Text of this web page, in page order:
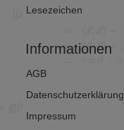
Lesezeichen
Informationen
AGB
Datenschutzerklärung
Impressum